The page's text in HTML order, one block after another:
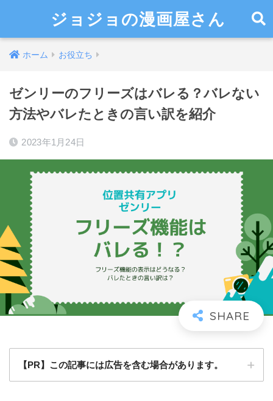
ジョジョの漫画屋さん
ホーム お役立ち
ゼンリーのフリーズはバレる？バレない
方法やバレたときの言い訳を紹介
2023年1月24日
【PR】この記事には広告を含む場合があります。